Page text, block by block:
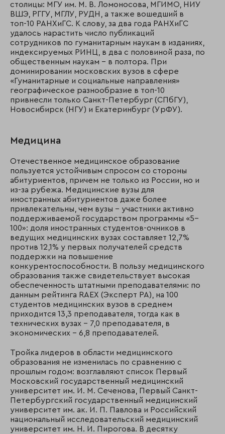
столицы: МГУ им. М. В. Ломоносова, МГИМО, НИУ
ВШЭ, РГГУ, МГЛУ, РУДН, а также вошедший в
топ-10 РАНХиГС. К слову, за два года РАНХиГС
удалось нарастить число публикаций
сотрудников по гуманитарным наукам в изданиях,
индексируемых РИНЦ, в два с половиной раза, по
общественным наукам – в полтора. При
доминировании московских вузов в сфере
«Гуманитарные и социальные направления»
географическое разнообразие в топ-10
привнесли только Санкт-Петербург (СПбГУ),
Новосибирск (НГУ) и Екатеринбург (УрФУ).
Медицина
Отечественное медицинское образование
пользуется устойчивым спросом со стороны
абитуриентов, причем не только из России, но и
из-за рубежа. Медицинские вузы для
иностранных абитуриентов даже более
привлекательны, чем вузы – участники активно
поддерживаемой государством программы «5–
100»: доля иностранных студентов-очников в
ведущих медицинских вузах составляет 12,7%
против 12,1% у первых получателей средств
поддержки на повышение
конкурентоспособности. В пользу медицинского
образования также свидетельствует высокая
обеспеченность штатными преподавателями: по
данным рейтинга RAEX (Эксперт РА), на 100
студентов медицинских вузов в среднем
приходится 13,3 преподавателя, тогда как в
технических вузах – 7,0 преподавателя, в
экономических – 6,8 преподавателей.
Тройка лидеров в области медицинского
образования не изменилась по сравнению с
прошлым годом: возглавляют список Первый
Московский государственный медицинский
университет им. И. М. Сеченова, Первый Санкт-
Петербургский государственный медицинский
университет им. ак. И. П. Павлова и Российский
национальный исследовательский медицинский
университет им. Н. И. Пирогова. В десятку